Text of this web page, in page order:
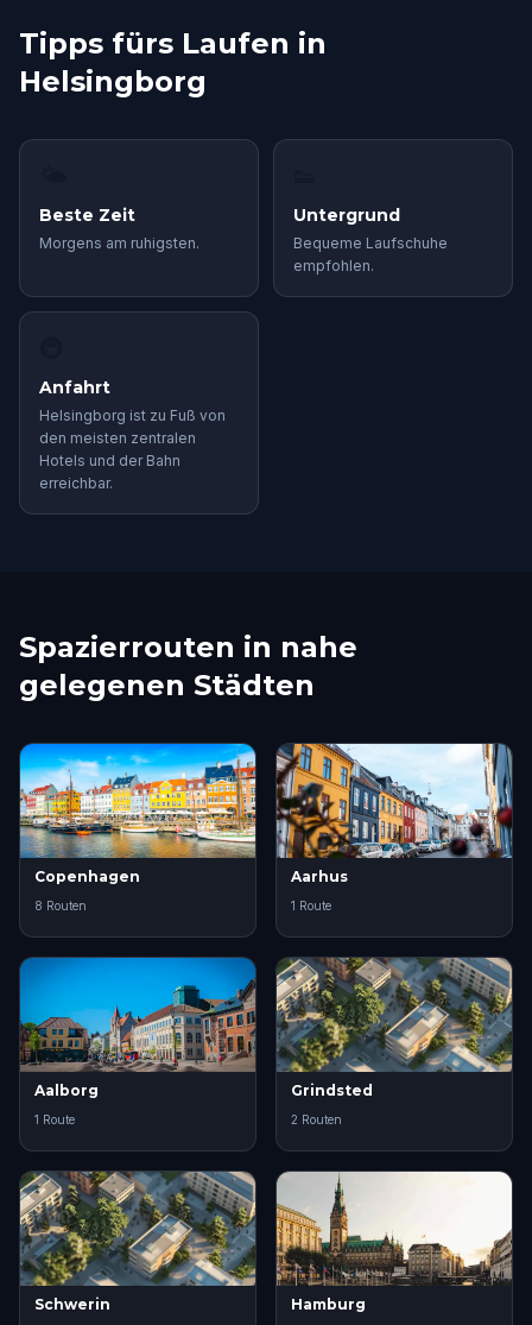
Tipps fürs Laufen in
Helsingborg
Beste Zeit
Morgens am ruhigsten.
Untergrund
Bequeme Laufschuhe
empfohlen.
Anfahrt
Helsingborg ist zu Fuß von
den meisten zentralen
Hotels und der Bahn
erreichbar.
Spazierrouten in nahe
gelegenen Städten
Copenhagen
8 Routen
Aarhus
1 Route
Aalborg
1 Route
Grindsted
2 Routen
Schwerin Hamburg